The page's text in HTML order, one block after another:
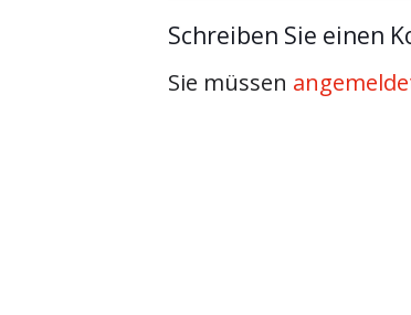
Schreiben Sie einen
Sie müssen